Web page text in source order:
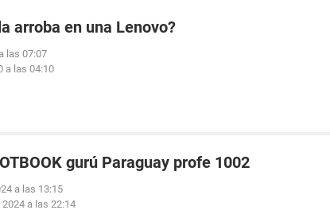
arroba en una Lenovo?
las 07:07
a las 04:10
gurú Paraguay profe 1002
a las 13:15
a las 22:14